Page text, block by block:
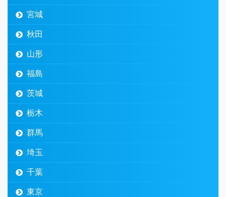
宮城
秋田
山形
福島
茨城
栃木
群馬
埼玉
千葉
東京